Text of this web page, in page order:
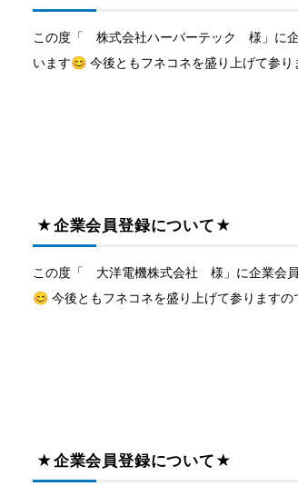
この度「 株式会社ハーバーテック 様」に
います😊 今後ともフネコネを盛り上げて参
★企業会員登録について★
この度「 大洋電機株式会社 様」に企業会
😊 今後ともフネコネを盛り上げて参ります
★企業会員登録について★